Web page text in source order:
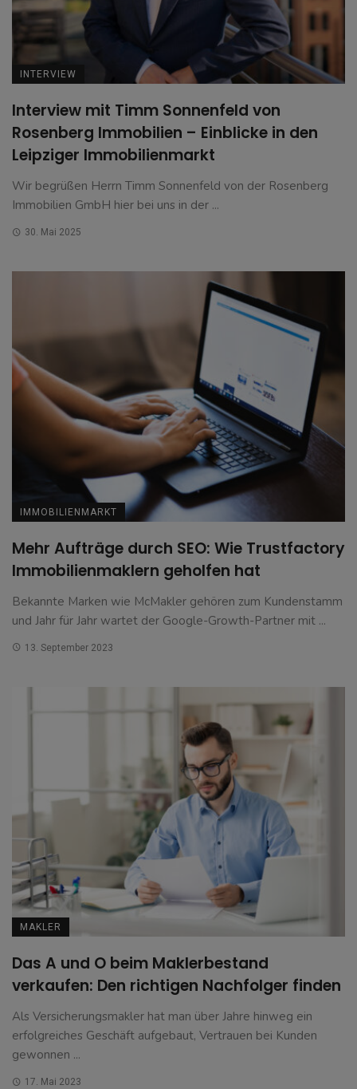
INTERVIEW
Interview mit Timm Sonnenfeld von
Rosenberg Immobilien – Einblicke in den
Leipziger Immobilienmarkt
Wir begrüßen Herrn Timm Sonnenfeld von der Rosenberg
Immobilien GmbH hier bei uns in der ...
30. Mai 2025
IMMOBILIENMARKT
Mehr Aufträge durch SEO: Wie Trustfactory
Immobilienmaklern geholfen hat
Bekannte Marken wie McMakler gehören zum Kundenstamm
und Jahr für Jahr wartet der Google-Growth-Partner mit ...
13. September 2023
MAKLER
Das A und O beim Maklerbestand
verkaufen: Den richtigen Nachfolger finden
Als Versicherungsmakler hat man über Jahre hinweg ein
erfolgreiches Geschäft aufgebaut, Vertrauen bei Kunden
gewonnen ...
17. Mai 2023